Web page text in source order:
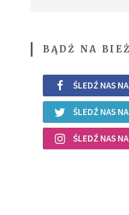
BĄDŹ NA
ŚLEDŹ NAS
ŚLEDŹ NAS
ŚLEDŹ NAS